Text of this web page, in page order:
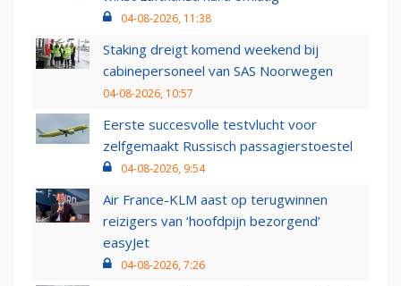
04-08-2026, 11:38
Staking dreigt komend weekend bij
cabinepersoneel van SAS Noorwegen
04-08-2026, 10:57
Eerste succesvolle testvlucht voor
zelfgemaakt Russisch passagierstoestel
04-08-2026, 9:54
Air France-KLM aast op terugwinnen
reizigers van ‘hoofdpijn bezorgend’
easyJet
04-08-2026, 7:26